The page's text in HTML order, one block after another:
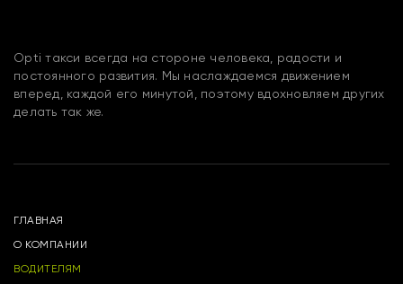
Opti такси всегда на стороне человека, радости и
постоянного развития. Мы наслаждаемся движением
вперед, каждой его минутой, поэтому вдохновляем других
делать так же.
ГЛАВНАЯ
О КОМПАНИИ
ВОДИТЕЛЯМ